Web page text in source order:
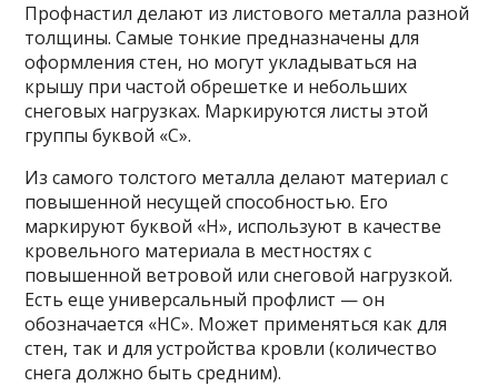
Профнастил делают из листового металла разной
толщины. Самые тонкие предназначены для
оформления стен, но могут укладываться на
крышу при частой обрешетке и небольших
снеговых нагрузках. Маркируются листы этой
группы буквой «С».
Из самого толстого металла делают материал с
повышенной несущей способностью. Его
маркируют буквой «Н», используют в качестве
кровельного материала в местностях с
повышенной ветровой или снеговой нагрузкой.
Есть еще универсальный профлист — он
обозначается «НС». Может применяться как для
стен, так и для устройства кровли (количество
снега должно быть средним).